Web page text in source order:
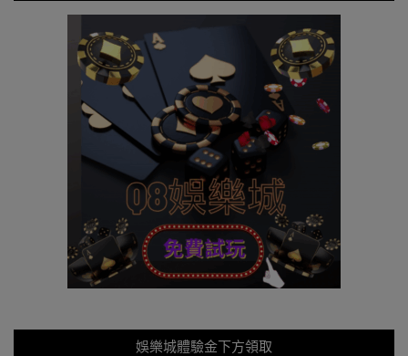
娛樂城體驗金下方領取